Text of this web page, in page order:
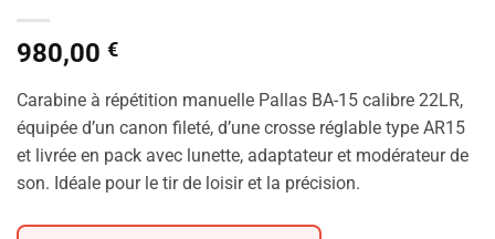
980,00 €
Carabine à répétition manuelle Pallas BA-15 calibre 22LR,
équipée d’un canon fileté, d’une crosse réglable type AR15
et livrée en pack avec lunette, adaptateur et modérateur de
son. Idéale pour le tir de loisir et la précision.